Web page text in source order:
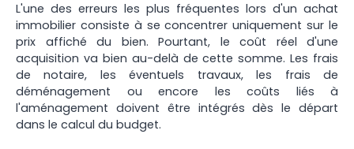
L'une des erreurs les plus fréquentes lors d'un achat
immobilier consiste à se concentrer uniquement sur le
prix affiché du bien. Pourtant, le coût réel d'une
acquisition va bien au-delà de cette somme. Les frais
de notaire, les éventuels travaux, les frais de
déménagement ou encore les coûts liés à
l'aménagement doivent être intégrés dès le départ
dans le calcul du budget.